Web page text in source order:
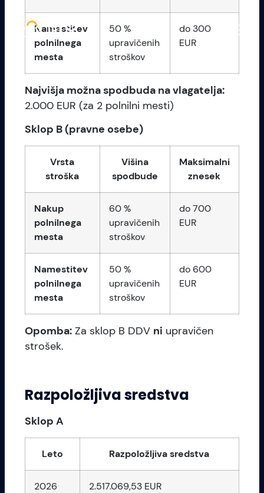
Namestitev
polnilnega
mesta
50 %
upravičenih
stroškov
do 300
EUR
Najvišja možna spodbuda na vlagatelja:
2.000 EUR (za 2 polnilni mesti)
Sklop B (pravne osebe)
Vrsta
stroška
Višina
spodbude
Maksimalni
znesek
Nakup
polnilnega
mesta
60 %
upravičenih
stroškov
do 700
EUR
Namestitev
polnilnega
mesta
50 %
upravičenih
stroškov
do 600
EUR
Opomba:Za sklop B DDV ni upravičen
strošek.
Razpoložljiva sredstva
Sklop A
Leto Razpoložljiva sredstva
2026 2.517.069,53 EUR